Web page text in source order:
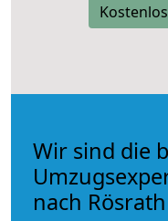
Wir sind die
nach Rösrath